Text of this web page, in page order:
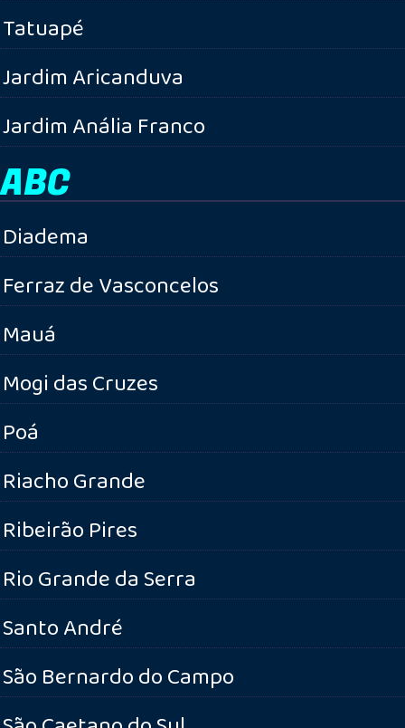
Tatuapé
Jardim Aricanduva
Jardim Anália Franco
ABC
Diadema
Ferraz de Vasconcelos
Mauá
Mogi das Cruzes
Poá
Riacho Grande
Ribeirão Pires
Rio Grande da Serra
Santo André
São Bernardo do Campo